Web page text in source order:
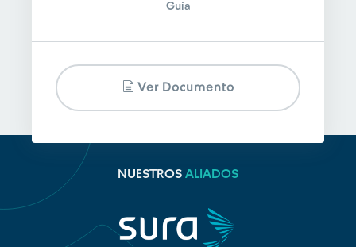
Guía
Ver Documento
NUESTROS ALIADOS